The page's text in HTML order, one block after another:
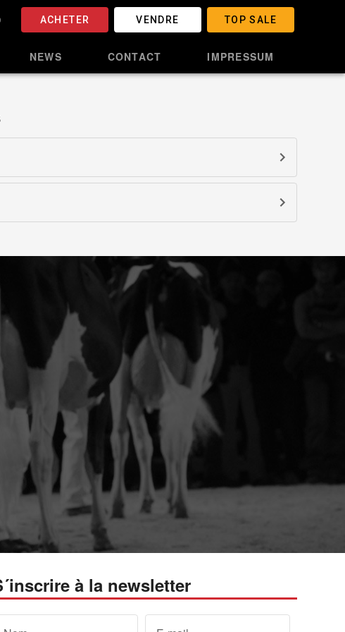
ACHETER VENDRE TOP SALE
NEWS CONTACT IMPRESSUM
à la newsletter